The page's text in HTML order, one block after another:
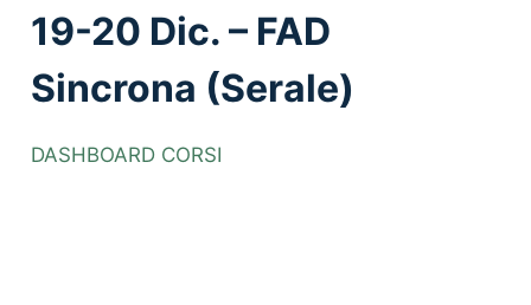
19-20 Dic. – FAD
Sincrona (Serale)
DASHBOARD CORSI